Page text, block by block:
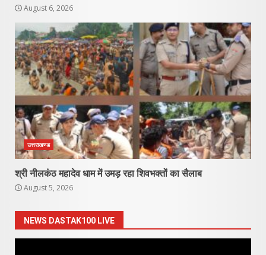
August 6, 2026
उत्तराखण्ड
श्री नीलकंठ महादेव धाम में उमड़ रहा शिवभक्तों का सैलाब
August 5, 2026
NEWS DASTAK100 LIVE